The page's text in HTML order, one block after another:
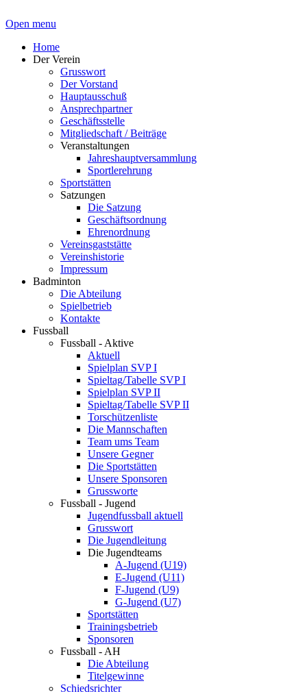
Open menu
Home
Der Verein
Grusswort
Der Vorstand
Hauptausschuß
Ansprechpartner
Geschäftsstelle
Mitgliedschaft / Beiträge
Veranstaltungen
Jahreshauptversammlung
Sportlerehrung
Sportstätten
Satzungen
Die Satzung
Geschäftsordnung
Ehrenordnung
Vereinsgaststätte
Vereinshistorie
Impressum
Badminton
Die Abteilung
Spielbetrieb
Kontakte
Fussball
Fussball - Aktive
Aktuell
Spielplan SVP I
Spieltag/Tabelle SVP I
Spielplan SVP II
Spieltag/Tabelle SVP II
Torschützenliste
Die Mannschaften
Team ums Team
Unsere Gegner
Die Sportstätten
Unsere Sponsoren
Grussworte
Fussball - Jugend
Jugendfussball aktuell
Grusswort
Die Jugendleitung
Die Jugendteams
A-Jugend (U19)
E-Jugend (U11)
F-Jugend (U9)
G-Jugend (U7)
Sportstätten
Trainingsbetrieb
Sponsoren
Fussball - AH
Die Abteilung
Titelgewinne
Schiedsrichter